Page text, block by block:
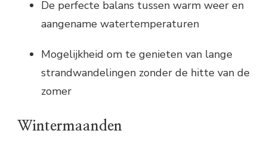
De perfecte balans tussen warm weer en
aangename watertemperaturen
Mogelijkheid om te genieten van lange
strandwandelingen zonder de hitte van de
zomer
Wintermaanden